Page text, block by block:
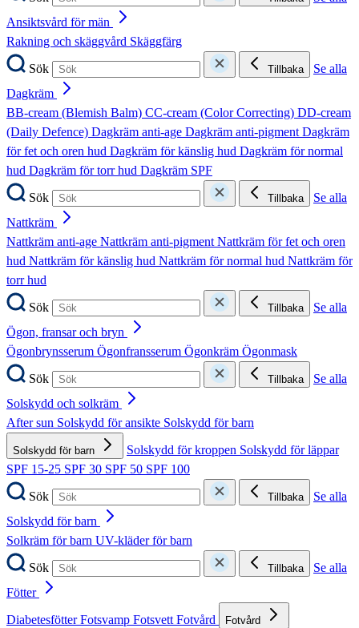
Ansiktsvård för män
Rakning och skäggvård Skäggfärg
Sök
Tillbaka
Se alla
Dagkräm
BB-cream (Blemish Balm) CC-cream (Color Correcting) DD-cream
(Daily Defence) Dagkräm anti-age Dagkräm anti-pigmentDagkräm
för fet och oren hud Dagkräm för känslig hud Dagkräm för normal
hud Dagkräm för torr hud Dagkräm SPF
Sök
Tillbaka
Se alla
Nattkräm
Nattkräm anti-age Nattkräm anti-pigmentNattkräm för fet och oren
hud Nattkräm för känslig hud Nattkräm för normal hud Nattkräm för
torr hud
Sök
Tillbaka
Se alla
Ögon, fransar och bryn
Ögonbrynsserum Ögonfransserum Ögonkräm Ögonmask
Sök
Tillbaka
Se alla
Solskydd och solkräm
After sun Solskydd för ansikte Solskydd för barn
Solskydd för barn Solskydd för kroppen Solskydd för läppar
SPF 15-25 SPF 30 SPF 50 SPF 100
Sök
Tillbaka
Se alla
Solskydd för barn
Solkräm för barn UV-kläder för barn
Sök
Tillbaka
Se alla
Fötter
DiabetesfötterFotsvamp FotsvettFotvård Fotvård